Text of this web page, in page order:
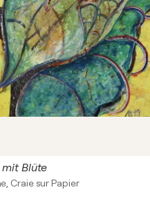
Blüte
Craie sur Papier